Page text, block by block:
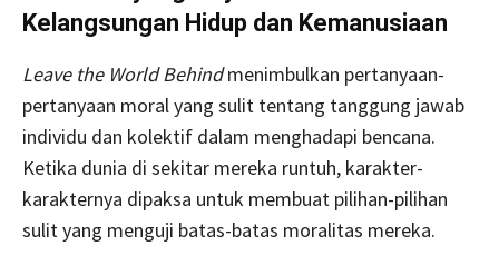
Kelangsungan Hidup dan Kemanusiaan
Leave the World Behindmenimbulkan pertanyaan-
pertanyaan moral yang sulit tentang tanggung jawab
individu dan kolektif dalam menghadapi bencana.
Ketika dunia di sekitar mereka runtuh, karakter-
karakternya dipaksa untuk membuat pilihan-pilihan
sulit yang menguji batas-batas moralitas mereka.